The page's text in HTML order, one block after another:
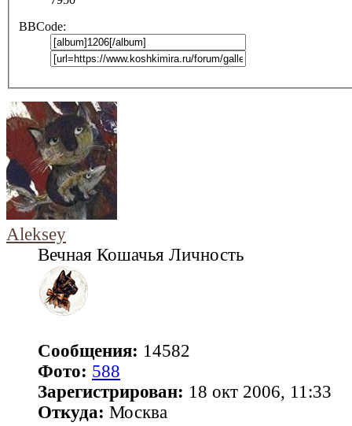
BBCode:
Aleksey
Вечная Кошачья Личность
Сообщения: 14582
Фото: 588
Зарегистрирован: 18 окт 2006, 11:33
Откуда: Москва